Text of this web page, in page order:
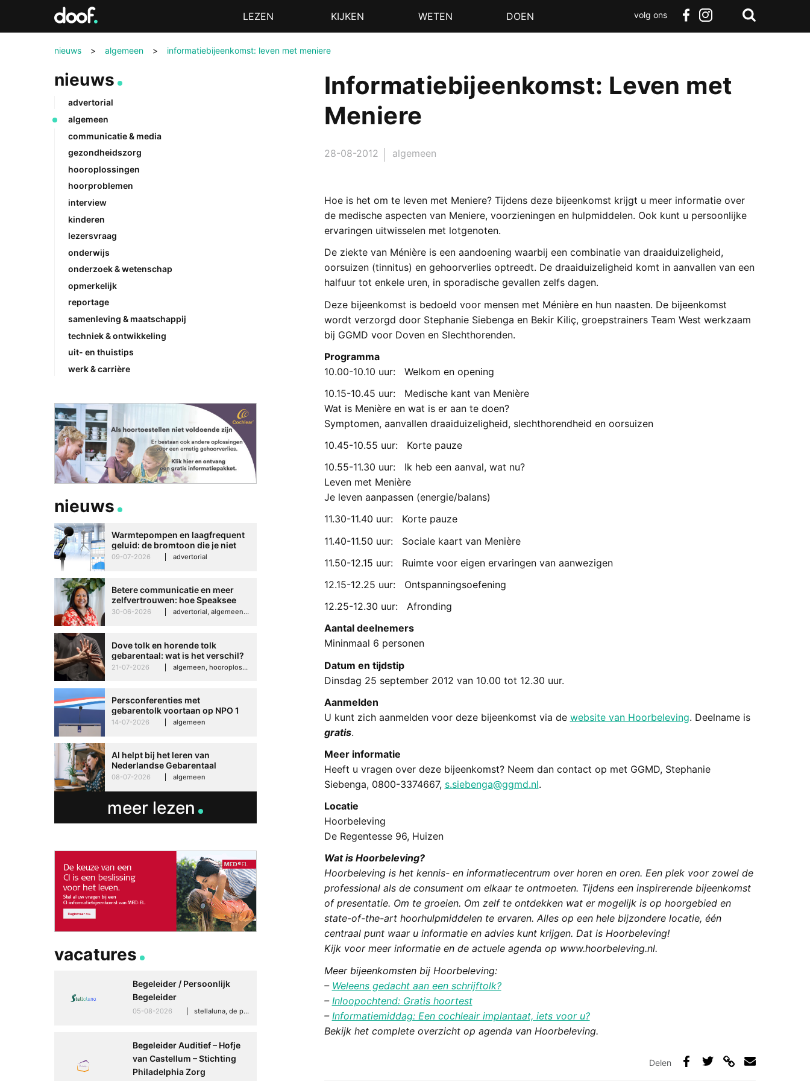
MenuLEZEN KIJKEN WETEN DOEN
volg ons
nieuws > algemeen > informatiebijeenkomst: leven met meniere
Informatiebijeenkomst: Leven met
Meniere
28-08-2012 algemeen
Hoe is het om te leven met Meniere? Tijdens deze bijeenkomst krijgt u meer informatie over
de medische aspecten van Meniere, voorzieningen en hulpmiddelen. Ook kunt u persoonlijke
ervaringen uitwisselen met lotgenoten.
De ziekte van Ménière is een aandoening waarbij een combinatie van draaiduizeligheid,
oorsuizen (tinnitus) en gehoorverlies optreedt. De draaiduizeligheid komt in aanvallen van een
halfuur tot enkele uren, in sporadische gevallen zelfs dagen.
Deze bijeenkomst is bedoeld voor mensen met Ménière en hun naasten. De bijeenkomst
wordt verzorgd door Stephanie Siebenga en Bekir Kiliç, groepstrainers Team West werkzaam
bij GGMD voor Doven en Slechthorenden.
Programma
10.00-10.10 uur: Welkom en opening
10.15-10.45 uur: Medische kant van Menière
Wat is Menière en wat is er aan te doen?
Symptomen, aanvallen draaiduizeligheid, slechthorendheid en oorsuizen
10.45-10.55 uur: Korte pauze
10.55-11.30 uur: Ik heb een aanval, wat nu?
Leven met Menière
Je leven aanpassen (energie/balans)
11.30-11.40 uur: Korte pauze
11.40-11.50 uur: Sociale kaart van Menière
11.50-12.15 uur: Ruimte voor eigen ervaringen van aanwezigen
12.15-12.25 uur: Ontspanningsoefening
12.25-12.30 uur: Afronding
Aantal deelnemers
Mininmaal 6 personen
Datum en tijdstip
Dinsdag 25 september 2012 van 10.00 tot 12.30 uur.
Aanmelden
U kunt zich aanmelden voor deze bijeenkomst via de website van Hoorbeleving. Deelname is
gratis.
Meer informatie
Heeft u vragen over deze bijeenkomst? Neem dan contact op met GGMD, Stephanie
Siebenga, 0800-3374667, s.siebenga@ggmd.nl.
Locatie
Hoorbeleving
De Regentesse 96, Huizen
Wat is Hoorbeleving?
Hoorbeleving is het kennis- en informatiecentrum over horen en oren. Een plek voor zowel de
professional als de consument om elkaar te ontmoeten. Tijdens een inspirerende bijeenkomst
of presentatie. Om te groeien. Om zelf te ontdekken wat er mogelijk is op hoorgebied en
state-of-the-art hoorhulpmiddelen te ervaren. Alles op een hele bijzondere locatie, één
centraal punt waar u informatie en advies kunt krijgen. Dat is Hoorbeleving!
Kijk voor meer informatie en de actuele agenda op www.hoorbeleving.nl.
Meer bijeenkomsten bij Hoorbeleving:
– Weleens gedacht aan een schrijftolk?
– Inloopochtend: Gratis hoortest
– Informatiemiddag: Een cochleair implantaat, iets voor u?
Bekijk het complete overzicht op agenda van Hoorbeleving.
Delen
nieuws
advertorial
algemeen
communicatie & media
gezondheidszorg
hooroplossingen
hoorproblemen
interview
kinderen
lezersvraag
onderwijs
onderzoek & wetenschap
opmerkelijk
reportage
samenleving & maatschappij
techniek & ontwikkeling
uit- en thuistips
werk & carrière
nieuws
Warmtepompen en laagfrequent
geluid: de bromtoon die je niet
kunt negeren
09-07-2026 advertorial
Betere communicatie en meer
zelfvertrouwen: hoe Speaksee
Imelda helpt om te groeien in
30-06-2026 advertorial, algemeen, hooroplossingen, interview
Dove tolk en horende tolk
gebarentaal: wat is het verschil?
21-07-2026 algemeen, hooroplossingen, hoorproblemen, samenleving & maatschappij
Persconferenties met
gebarentolk voortaan op NPO 1
Extra
14-07-2026 algemeen
AI helpt bij het leren van
Nederlandse Gebarentaal
08-07-2026 algemeen
meer lezen
vacatures
Begeleider / Persoonlijk
Begeleider
05-08-2026 stellaluna, de punt (drenthe)
Begeleider Auditief – Hofje
van Castellum – Stichting
Philadelphia Zorg
Doof.nl
Zoeken
Terug